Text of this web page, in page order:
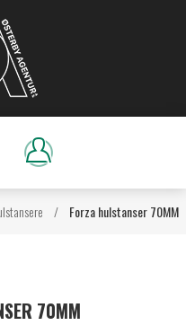
/ Forza hulstanser 70MM
70MM